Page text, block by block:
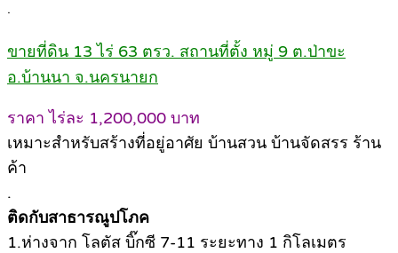
.
ขายที่ดิน 13 ไร่ 63 ตรว. สถานที่ตั้ง หมู่ 9 ต.ป่าขะ
อ.บ้านนา จ.นครนายก
ราคา ไร่ละ 1,200,000 บาท
เหมาะสำหรับสร้างที่อยู่อาศัย บ้านสวน บ้านจัดสรร ร้าน
ค้า
.
ติดกับสาธารณูปโภค
1.ห่างจาก โลตัส บิ๊กซี 7-11 ระยะทาง 1 กิโลเมตร